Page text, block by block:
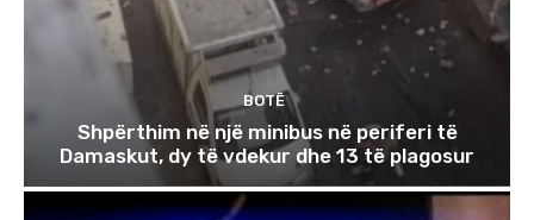
BOTË
Shpërthim në një minibus në periferi të
Damaskut, dy të vdekur dhe 13 të plagosur